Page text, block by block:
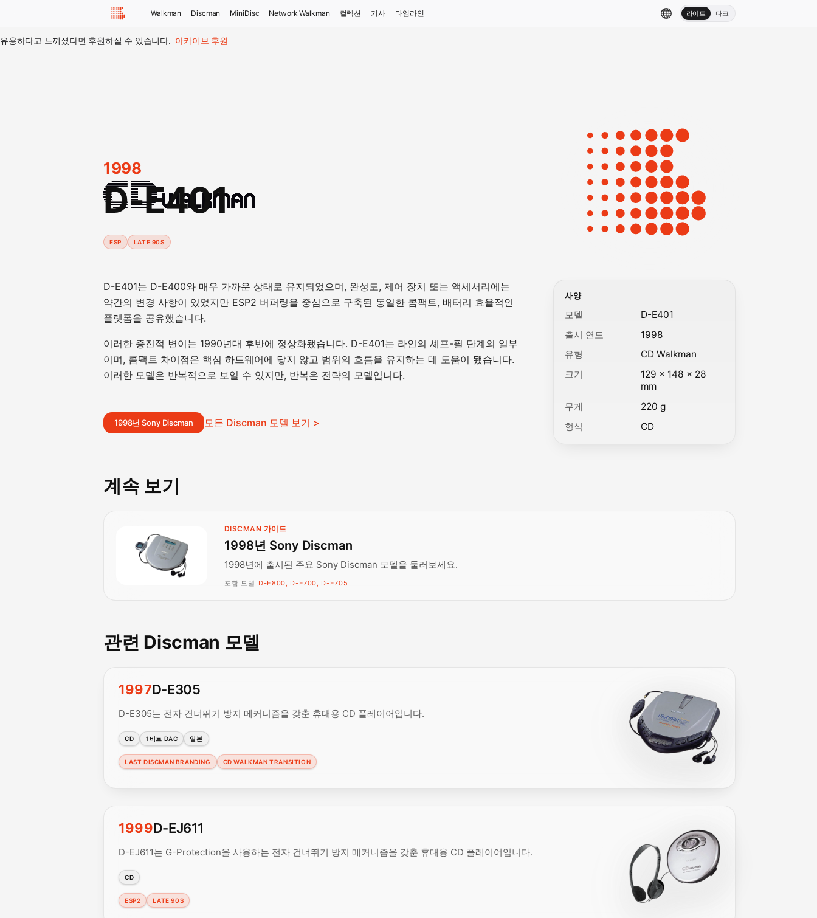
Walkman Discman MiniDisc Network Walkman 컬렉션 기사 타임라인 라이트 다크
유용하다고 느끼셨다면 후원하실 수 있습니다. 아카이브 후원
1998
D-E401
ESP LATE 90S
D-E401는 D-E400와 매우 가까운 상태로 유지되었으며, 완성도, 제어 장치 또는 액세서리에는
약간의 변경 사항이 있었지만 ESP2 버퍼링을 중심으로 구축된 동일한 콤팩트, 배터리 효율적인
플랫폼을 공유했습니다.
이러한 증진적 변이는 1990년대 후반에 정상화됐습니다. D-E401는 라인의 셰프-필 단계의 일부
이며, 콤팩트 차이점은 핵심 하드웨어에 닿지 않고 범위의 흐름을 유지하는 데 도움이 됐습니다.
이러한 모델은 반복적으로 보일 수 있지만, 반복은 전략의 모델입니다.
1998년 Sony Discman 모든 Discman 모델 보기 >
사양
모델
D-E401
출시 연도
1998
유형
CD Walkman
크기
129 × 148 × 28
mm
무게
220 g
형식
CD
계속 보기
DISCMAN 가이드
1998년 Sony Discman
1998년에 출시된 주요 Sony Discman 모델을 둘러보세요.
포함 모델 D-E800, D-E700, D-E705
관련 Discman 모델
1997D-E305
D-E305는 전자 건너뛰기 방지 메커니즘을 갖춘 휴대용 CD 플레이어입니다.
CD 1비트 DAC 일본
LAST DISCMAN BRANDING CD WALKMAN TRANSITION
1999D-EJ611
D-EJ611는 G-Protection을 사용하는 전자 건너뛰기 방지 메커니즘을 갖춘 휴대용 CD 플레이어입니다.
CD
ESP2 LATE 90S